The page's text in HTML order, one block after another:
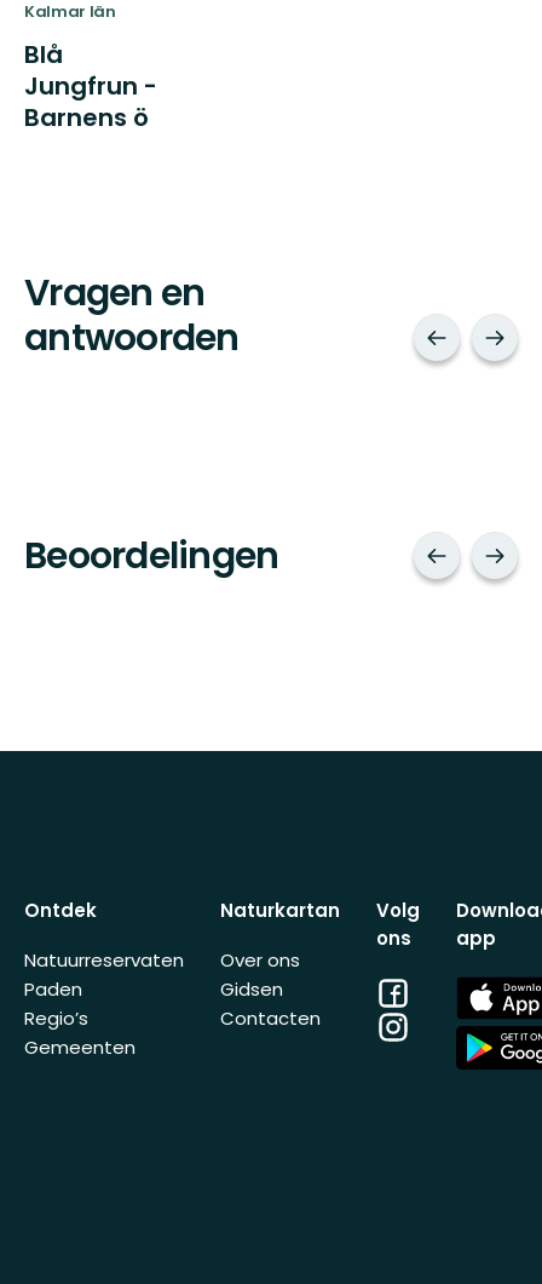
Kalmar län
Blå
Jungfrun -
Barnens ö
Vragen en
antwoorden
Beoordelingen
Ontdek
Natuurreservaten
Paden
Regio’s
Gemeenten
Naturkartan
Over ons
Gidsen
Contacten
Volg
ons
Facebook
Instagram
app
App
Store
App
Store